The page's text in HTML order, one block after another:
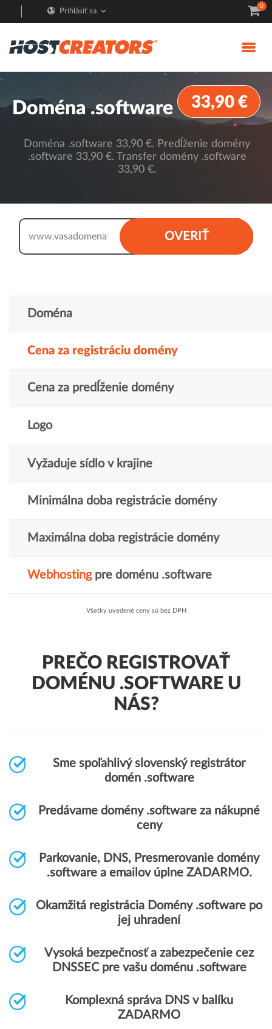
Prihlásiť sa
0
Doména .software 33,90 €
Doména .software 33,90 €. Predĺženie domény
.software 33,90 €. Transfer domény .software
33,90 €.
OVERIŤ
www.
Doména
Cena za registráciu domény
Cena za predĺženie domény
Logo
Vyžaduje sídlo v krajine
Minimálna doba registrácie domény
Maximálna doba registrácie domény
Webhostingpre doménu .software
Všetky uvedené ceny sú bez DPH
PREČO REGISTROVAŤ
DOMÉNU .SOFTWARE U
NÁS?
Sme spoľahlivý slovenský registrátor
domén .software
Predávame domény .software za nákupné
ceny
Parkovanie, DNS, Presmerovanie domény
.software a emailov úplne ZADARMO.
Okamžitá registrácia Domény .software po
jej uhradení
Vysoká bezpečnosť a zabezpečenie cez
DNSSEC pre vašu doménu .software
Komplexná správa DNS v balíku
ZADARMO